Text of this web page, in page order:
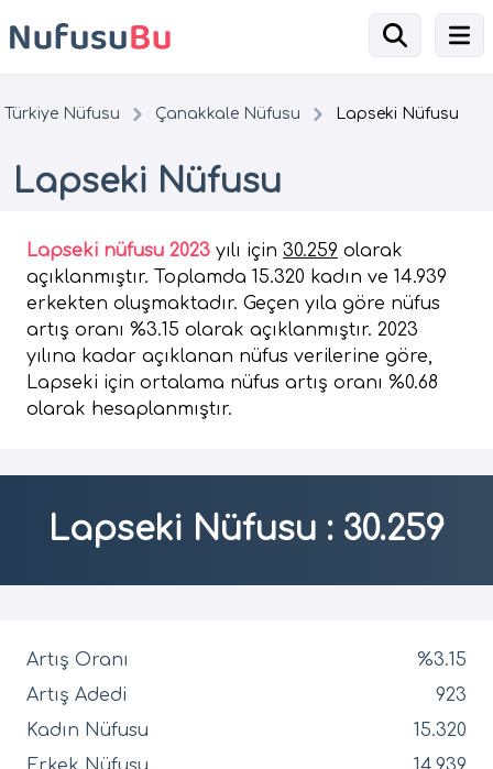
Türkiye Nüfusu Çanakkale Nüfusu Lapseki Nüfusu
Lapseki Nüfusu
Lapseki nüfusu 2023 yılı için 30.259 olarak
açıklanmıştır. Toplamda 15.320 kadın ve 14.939
erkekten oluşmaktadır. Geçen yıla göre nüfus
artış oranı %3.15 olarak açıklanmıştır. 2023
yılına kadar açıklanan nüfus verilerine göre,
Lapseki için ortalama nüfus artış oranı %0.68
olarak hesaplanmıştır.
Lapseki Nüfusu : 30.259
Artış Oranı
%3.15
Artış Adedi
923
Kadın Nüfusu
15.320